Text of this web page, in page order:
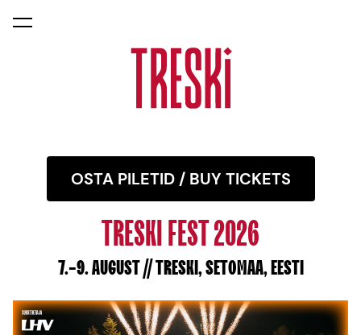
lisati ostukorvi.
OSTA PILETID / BUY TICKETS
TRESKI FEST 2026
7.-9. AUGUST // TRESKI, SETOMAA, EESTI